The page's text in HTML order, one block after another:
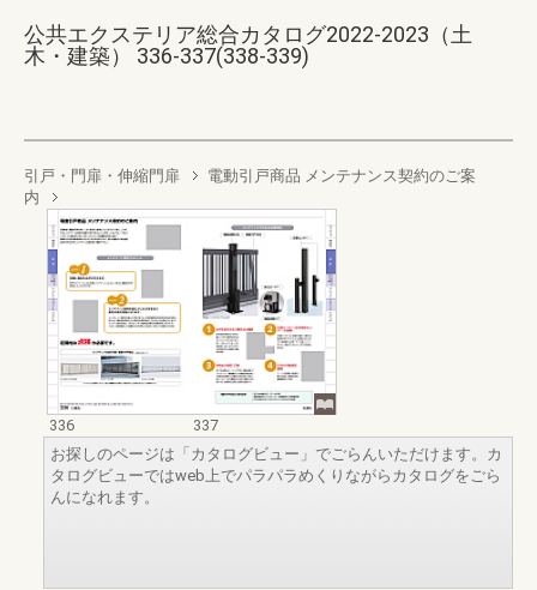
公共エクステリア総合カタログ2022-2023（土
木・建築） 336-337(338-339)
引戸・門扉・伸縮門扉
電動引戸商品 メンテナンス契約のご案
内
336
337
お探しのページは「カタログビュー」でごらんいただけます。カ
タログビューではweb上でパラパラめくりながらカタログをごら
んになれます。